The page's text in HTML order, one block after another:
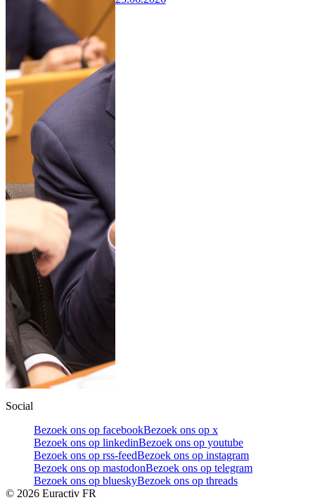
Social
Bezoek ons op facebookBezoek ons op x
Bezoek ons op linkedinBezoek ons op youtube
Bezoek ons op rss-feedBezoek ons op instagram
Bezoek ons op mastodonBezoek ons op telegram
Bezoek ons op blueskyBezoek ons op threads
© 2026 Euractiv FR